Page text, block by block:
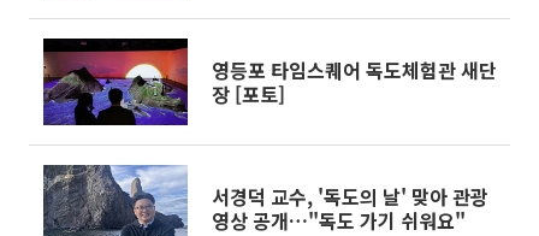
영등포 타임스퀘어 독도체험관 새단
장 [포토]
서경덕 교수, '독도의 날' 맞아 관광
영상 공개…"독도 가기 쉬워요"